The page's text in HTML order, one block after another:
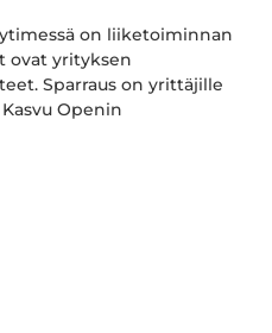
on liiketoiminnan
ovat yrityksen
Sparraus on yrittäjille
Openin